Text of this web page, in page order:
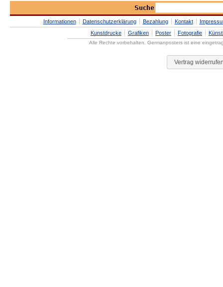
Informationen Datenschutzerklärung Bezahlung Kontakt
Kunstdrucke
Grafiken Poster Fotografie
Alle Rechte vorbehalten. Germanposters ist eine
Vertrag